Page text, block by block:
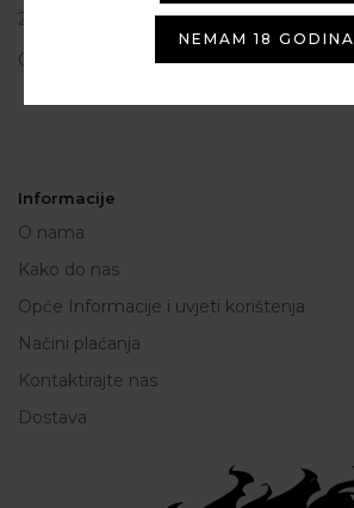
23206 Sukošan
OIB: 80250945864
Informacije
O nama
Kako do nas
Opće Informacije i uvjeti korištenja
Načini plaćanja
Kontaktirajte nas
Dostava
NEMAM 18 GODINA